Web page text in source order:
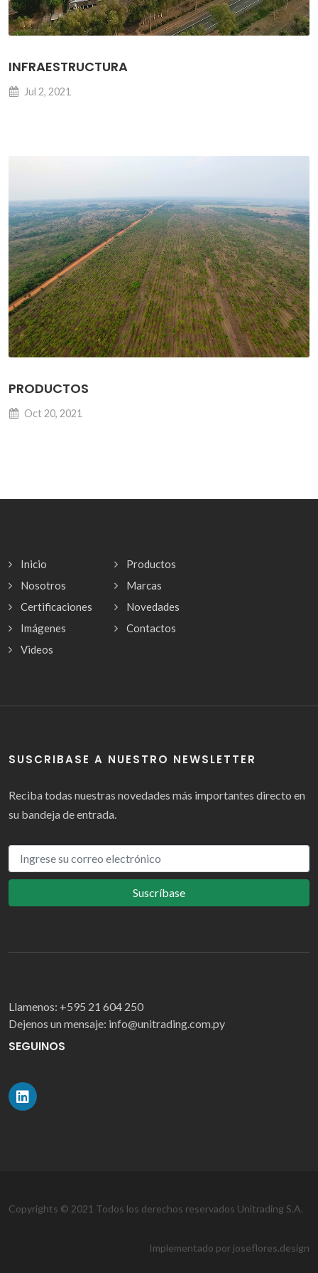
INFRAESTRUCTURA
Jul 2, 2021
PRODUCTOS
Oct 20, 2021
Inicio
Nosotros
Certificaciones
Imágenes
Videos
Productos
Marcas
Novedades
Contactos
SUSCRIBASE A NUESTRO NEWSLETTER
Reciba todas nuestras novedades más importantes directo en
su bandeja de entrada.
Suscríbase
Llamenos: +595 21 604 250
Dejenos un mensaje: info@unitrading.com.py
SEGUINOS
Copyrights © 2021 Todos los derechos reservados Unitrading S.A.
Implementado por joseflores.design